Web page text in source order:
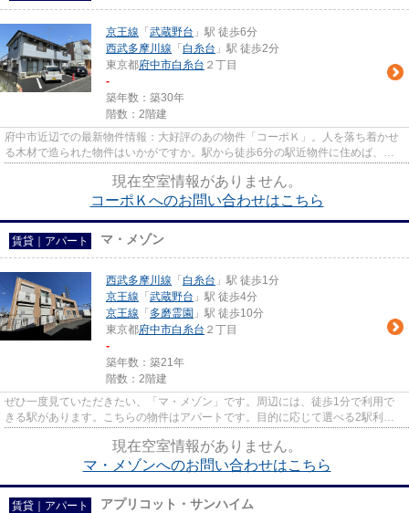
京王線 「 武蔵野台 」駅 徒歩6分
西武多摩川線 「 白糸台 」駅 徒歩2分
東京都府中市白糸台 ２丁目
-
築年数：築30年
階数：2階建
府中市近辺での最新物件情報：大好評のあの物件「コーポＫ」。人を落ち着かせ
る木材で造られた物件はいかがですか。駅から徒歩6分の駅近物件に住めば、通
現在空室情報がありません。
コーポＫへのお問い合わせはこちら
賃貸｜アパート マ・メゾン
西武多摩川線 「 白糸台 」駅 徒歩1分
京王線 「 武蔵野台 」駅 徒歩4分
京王線 「 多磨霊園 」駅 徒歩10分
東京都府中市白糸台 ２丁目
-
築年数：築21年
階数：2階建
ぜひ一度見ていただきたい、「マ・メゾン」です。周辺には、徒歩1分で利用で
きる駅があります。こちらの物件はアパートです。目的に応じて選べる2駅利用
現在空室情報がありません。
マ・メゾンへのお問い合わせはこちら
賃貸｜アパート アプリコット・サンハイム